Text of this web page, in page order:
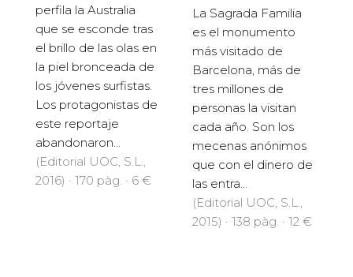
perfila la Australia
que se esconde tras
el brillo de las olas en
la piel bronceada de
los jóvenes surfistas.
Los protagonistas de
este reportaje
abandonaron...
(Editorial UOC, S.L.,
2016) · 170 pàg. · 6 €
La Sagrada Familia
es el monumento
más visitado de
Barcelona, más de
tres millones de
personas la visitan
cada año. Son los
mecenas anónimos
que con el dinero de
las entra...
(Editorial UOC, S.L.,
2015) · 138 pàg. · 12 €